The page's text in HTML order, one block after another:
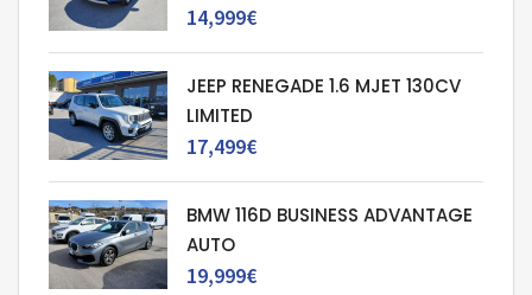
14,999€
JEEP RENEGADE 1.6 MJET 130CV
LIMITED
17,499€
BMW 116D BUSINESS ADVANTAGE
AUTO
19,999€